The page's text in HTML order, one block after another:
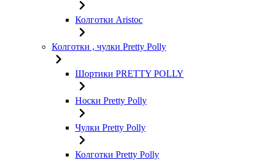
Колготки Aristoc
Колготки , чулки Pretty Polly
Шортики PRETTY POLLY
Носки Pretty Polly
Чулки Pretty Polly
Колготки Pretty Polly